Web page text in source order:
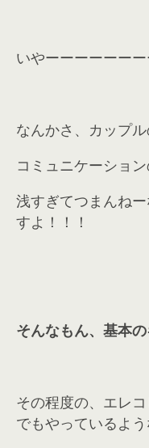
いやーーーーーー
なんかさ、カップ
コミュニケーショ
浅すぎてつまんね
すよ！！！
そんなもん、基本
その程度の、エレ
でもやっているよ